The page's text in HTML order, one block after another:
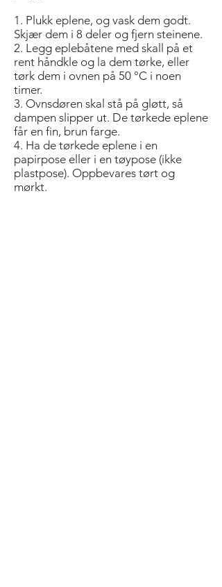
1. Plukk eplene, og vask dem godt.
Skjær dem i 8 deler og fjern steinene.
2. Legg eplebåtene med skall på et
rent håndkle og la dem tørke, eller
tørk dem i ovnen på 50 °C i noen
timer.
3. Ovnsdøren skal stå på gløtt, så
dampen slipper ut. De tørkede eplene
får en fin, brun farge.
4. Ha de tørkede eplene i en
papirpose eller i en tøypose (ikke
plastpose). Oppbevares tørt og
mørkt.